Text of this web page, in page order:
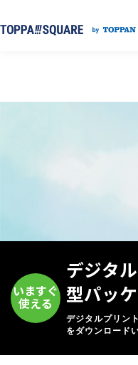
いますぐ
使える
デジタ
型パッ
デジタルプリン
をダウンロード